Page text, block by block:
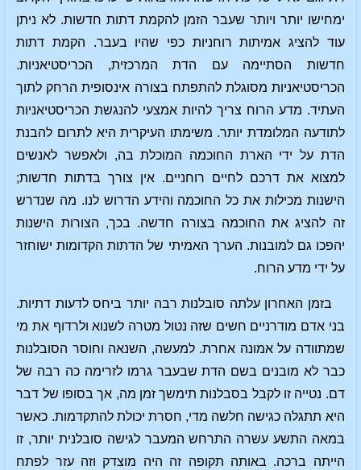
ימחישו יותר ויותר שעבר הזמן להקמת דתות חדשות. לא ניתן
עוד להציג אמיתות רוחניות כפי שהיו בעבר. הקמת דתות
חדשות הסתיימה עם הדת המרכזית, הכריסטיאניות.
הכריסטיאניות מסוגלת להתפתח בצורה אינסופית הרחק לתוך
העתיד. מדע הרוח צריך להיות אמצעי להנגשת הכריסטיאניות
לתודעה המלומדת יותר. משימתו העיקרית היא לתרום להבנת
הדת על ידי הארת החוכמה המוכלת בה, ולאפשר לאנשים
למצוא את דרכם לחיים רוחניים. אין צורך בדתות חדשות;
הישנות מכילות את כל החוכמה והידע הדרוש לנו. מה שנדרש
זה להציג את החוכמה בצורה חדשה. בכך, הצורות הישנות
יהפכו גם למובנות. הערך האמיתי של הדתות הקדומות ישוחזר
על ידי מדע הרוח.
בזמן האחרון עלתה סובלנות רבה יותר ביחס לדעות דתיות.
בני אדם מודרניים חשים שזה נטול מטרה לשנוא ולרדוף את מי
שמתוודה על אמונה אחרת. למעשה, השנאה וחוסר הסובלנות
כבר לא מובנים בשם הדת שבעבר גרמו לזרימה כה רבה של
דם. נטייה זו לקבל בסבלנות תימשך זמן מה, אך בסופו של דבר
היא תתגלה כגישה חלשה מדי, חסרת יכולת להתקדמות. כאשר
במאה התשע עשרה התרחש המעבר לגישה סובלנית יותר, זו
הייתה ברכה. באותה תקופה זה היה מוצדק וזה עזר לפתח